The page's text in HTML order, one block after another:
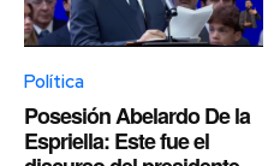
Política
Posesión Abelardo De la
Espriella: Este fue el